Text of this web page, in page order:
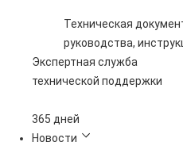
Техническая
руководства,
Экспертная служба
технической поддержки
Без выходных
Новости